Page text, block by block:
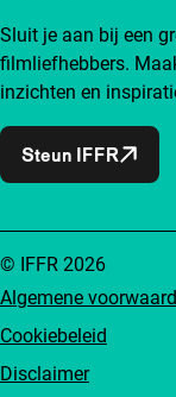
Sluit je aan bij een
filmliefhebbers.
inzichten en
Steun IFFR
Algemene
Cookiebeleid
Disclaimer
© IFFR 2026